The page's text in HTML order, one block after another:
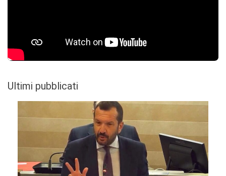
Ultimi pubblicati